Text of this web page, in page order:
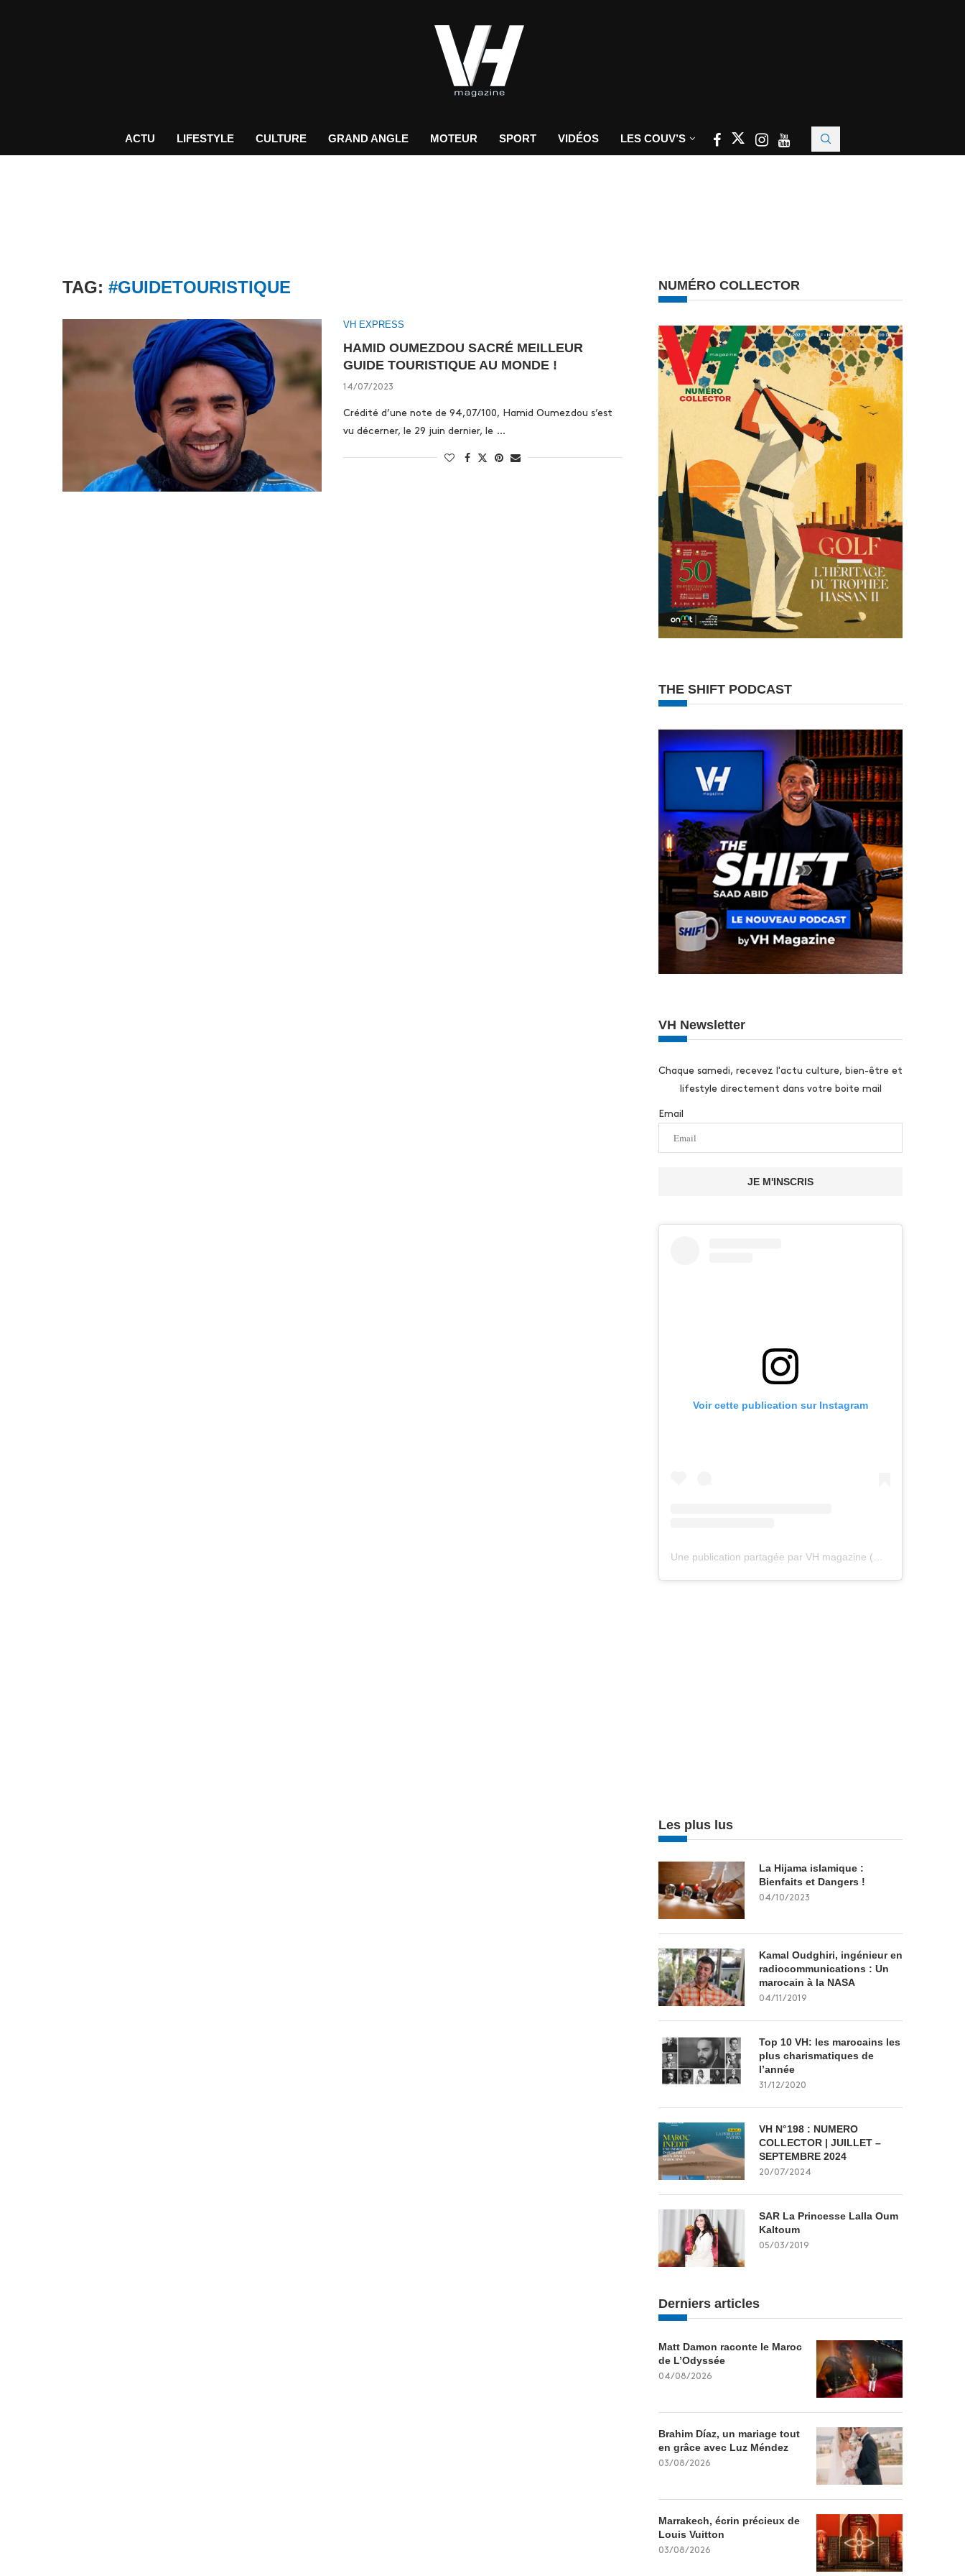
ACTU LIFESTYLE CULTURE GRAND ANGLE MOTEUR SPORT VIDÉOS LES COUV’S
TAG: #GUIDETOURISTIQUE
VH EXPRESS
HAMID OUMEZDOU SACRÉ MEILLEUR
GUIDE TOURISTIQUE AU MONDE !
14/07/2023
Crédité d’une note de 94,07/100, Hamid Oumezdou s’est
vu décerner, le 29 juin dernier, le …
NUMÉRO COLLECTOR
THE SHIFT PODCAST
VH Newsletter
Chaque samedi, recevez l'actu culture, bien-être et
lifestyle directement dans votre boite mail
Email
JE M'INSCRIS
Voir cette publication sur Instagram
Les plus lus
La Hijama islamique :
Bienfaits et Dangers !
04/10/2023
Kamal Oudghiri, ingénieur en
radiocommunications : Un
marocain à la NASA
04/11/2019
Top 10 VH: les marocains les
plus charismatiques de
l’année
31/12/2020
VH N°198 : NUMERO
COLLECTOR | JUILLET –
SEPTEMBRE 2024
20/07/2024
SAR La Princesse Lalla Oum
Kaltoum
05/03/2019
Derniers articles
Matt Damon raconte le Maroc
de L’Odyssée
04/08/2026
Brahim Díaz, un mariage tout
en grâce avec Luz Méndez
03/08/2026
Marrakech, écrin précieux de
Louis Vuitton
03/08/2026